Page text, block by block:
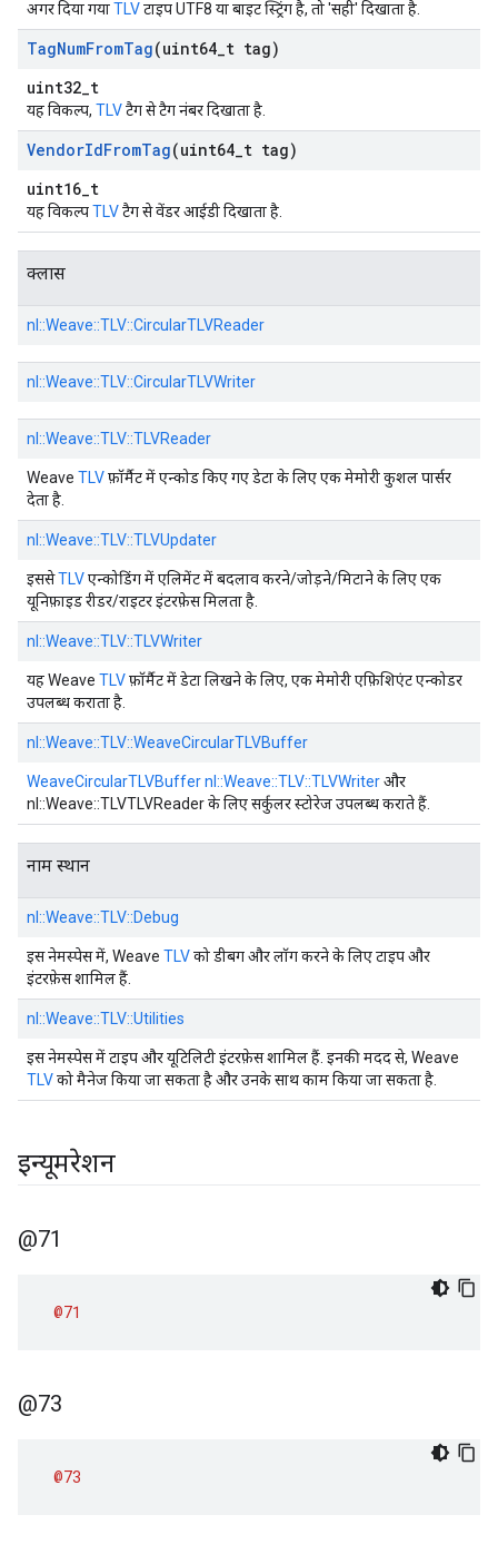
अगर दिया गयाTLVटाइप UTF8 या बाइट स्ट्रिंग है, तो 'सही' दिखाता है.
TagNumFromTag(uint64 t tag)
uint32_t
यह विकल्प, TLVटैग से टैग नंबर दिखाता है.
VendorIdFromTag(uint64 t tag)
uint16_t
यह विकल्पTLVटैग से वेंडर आईडी दिखाता है.
क्लास
nl::Weave::TLV::CircularTLVReader
nl::Weave::TLV::CircularTLVWriter
nl::Weave::TLV::TLVReader
Weave TLVफ़ॉर्मैट में एन्कोड किए गए डेटा के लिए एक मेमोरी कुशल पार्सर
देता है.
nl::Weave::TLV::TLVUpdater
इससेTLVएन्कोडिंग में एलिमेंट में बदलाव करने/जोड़ने/मिटाने के लिए एक
यूनिफ़ाइड रीडर/राइटर इंटरफ़ेस मिलता है.
nl::Weave::TLV::TLVWriter
यह Weave TLVफ़ॉर्मैट में डेटा लिखने के लिए, एक मेमोरी एफ़िशिएंट एन्कोडर
उपलब्ध कराता है.
nl::Weave::TLV::WeaveCircularTLVBuffer
WeaveCircularTLVBuffernl::Weave::TLV::TLVWriterऔर
nl::Weave::TLVTLVReader के लिए सर्कुलर स्टोरेज उपलब्ध कराते हैं.
नाम स्थान
nl::Weave::TLV::Debug
इस नेमस्पेस में, Weave TLVको डीबग और लॉग करने के लिए टाइप और
इंटरफ़ेस शामिल हैं.
nl::Weave::TLV::Utilities
इस नेमस्पेस में टाइप और यूटिलिटी इंटरफ़ेस शामिल हैं. इनकी मदद से, Weave
TLVको मैनेज किया जा सकता है और उनके साथ काम किया जा सकता है.
इन्यूमरेशन
@71
@71
@73
@73